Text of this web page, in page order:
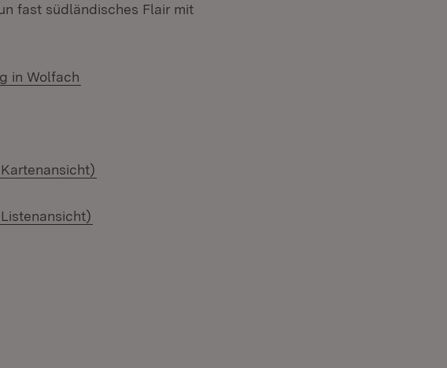
fast südländisches Flair mit
in Wolfach